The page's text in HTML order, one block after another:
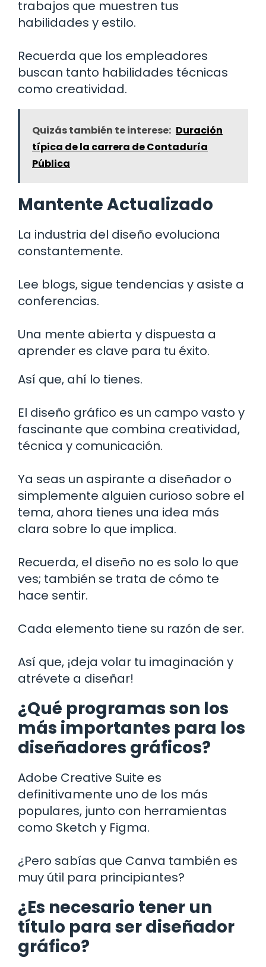
trabajos que muestren tus
habilidades y estilo.
Recuerda que los empleadores
buscan tanto habilidades técnicas
como creatividad.
Quizás también te interese: Duración
típica de la carrera de Contaduría
Pública
Mantente Actualizado
La industria del diseño evoluciona
constantemente.
Lee blogs, sigue tendencias y asiste a
conferencias.
Una mente abierta y dispuesta a
aprender es clave para tu éxito.
Así que, ahí lo tienes.
El diseño gráfico es un campo vasto y
fascinante que combina creatividad,
técnica y comunicación.
Ya seas un aspirante a diseñador o
simplemente alguien curioso sobre el
tema, ahora tienes una idea más
clara sobre lo que implica.
Recuerda, el diseño no es solo lo que
ves; también se trata de cómo te
hace sentir.
Cada elemento tiene su razón de ser.
Así que, ¡deja volar tu imaginación y
atrévete a diseñar!
¿Qué programas son los
más importantes para los
diseñadores gráficos?
Adobe Creative Suite es
definitivamente uno de los más
populares, junto con herramientas
como Sketch y Figma.
¿Pero sabías que Canva también es
muy útil para principiantes?
¿Es necesario tener un
título para ser diseñador
gráfico?